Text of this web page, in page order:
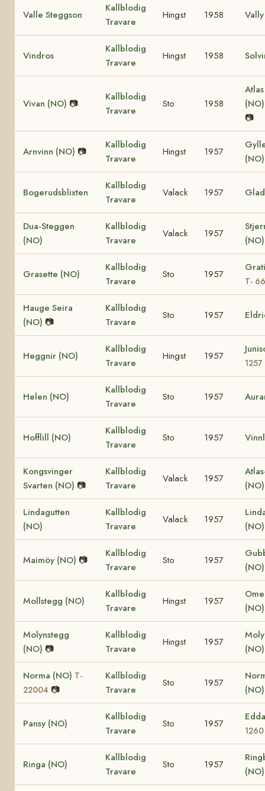
Valle Steggson
Kallblodig
Travare
Hingst 1958 Vally
Vindros
Kallblodig
Travare
Hingst 1958
Vivan (NO) 📷
Kallblodig
Travare
Sto 1958
📷
Arnvinn (NO) 📷
Kallblodig
Travare
Hingst 1957
Bogerudsblixten
Kallblodig
Travare
Valack 1957
Dua-Steggen
(NO)
Kallblodig
Travare
Valack 1957
Grasette (NO)
Kallblodig
Travare
Sto 1957
T-
Hauge Seira
(NO) 📷
Kallblodig
Travare
Sto 1957
Heggnir (NO)
Kallblodig
Travare
Hingst 1957
1257
Helen (NO)
Kallblodig
Travare
Sto 1957
Hofflill (NO)
Kallblodig
Travare
Sto 1957
Kongsvinger
Svarten (NO) 📷
Kallblodig
Travare
Valack 1957
Lindagutten
(NO)
Kallblodig
Travare
Valack 1957
Maimöy (NO) 📷
Kallblodig
Travare
Sto 1957
(NO)
Mollstegg (NO)
Kallblodig
Travare
Hingst 1957
(NO)
Molynstegg
(NO) 📷
Kallblodig
Travare
Hingst 1957
Norma (NO) T-
22004 📷
Kallblodig
Travare
Sto 1957
Pansy (NO)
Kallblodig
Travare
Sto 1957
1260
Ringa (NO)
Kallblodig
Travare
Sto 1957